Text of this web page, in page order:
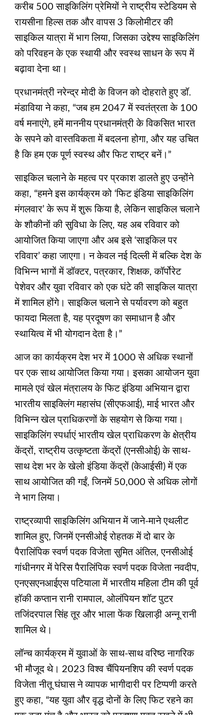
करीब 500 साइकिलिंग प्रेमियों ने राष्ट्रीय स्टेडियम से
रायसीना हिल्स तक और वापस 3 किलोमीटर की
साइकिल यात्रा में भाग लिया, जिसका उद्देश्य साइकिलिंग
को परिवहन के एक स्थायी और स्वस्थ साधन के रूप में
बढ़ावा देना था।
प्रधानमंत्री नरेन्द्र मोदी के विजन को दोहराते हुए डॉ.
मंडाविया ने कहा, “जब हम 2047 में स्वतंत्रता के 100
वर्ष मनाएंगे, हमें माननीय प्रधानमंत्री के विकसित भारत
के सपने को वास्तविकता में बदलना होगा, और यह उचित
है कि हम एक पूर्ण स्वस्थ और फिट राष्ट्र बनें।”
साइकिल चलाने के महत्व पर प्रकाश डालते हुए उन्होंने
कहा, “हमने इस कार्यक्रम को ‘फिट इंडिया साइकिलिंग
मंगलवार’ के रूप में शुरू किया है, लेकिन साइकिल चलाने
के शौकीनों की सुविधा के लिए, यह अब रविवार को
आयोजित किया जाएगा और अब इसे ‘साइकिल पर
रविवार’ कहा जाएगा। न केवल नई दिल्ली में बल्कि देश के
विभिन्न भागों में डॉक्टर, पत्रकार, शिक्षक, कॉर्पोरेट
पेशेवर और युवा रविवार को एक घंटे की साइकिल यात्रा
में शामिल होंगे। साइकिल चलाने से पर्यावरण को बहुत
फायदा मिलता है, यह प्रदूषण का समाधान है और
स्थायित्व में भी योगदान देता है।”
आज का कार्यक्रम देश भर में 1000 से अधिक स्थानों
पर एक साथ आयोजित किया गया। इसका आयोजन युवा
मामले एवं खेल मंत्रालय के फिट इंडिया अभियान द्वारा
भारतीय साइक्लिंग महासंघ (सीएफआई), माई भारत और
विभिन्न खेल प्राधिकरणों के सहयोग से किया गया।
साइकिलिंग स्पर्धाएं भारतीय खेल प्राधिकरण के क्षेत्रीय
केंद्रों, राष्ट्रीय उत्कृष्टता केंद्रों (एनसीओई) के साथ-
साथ देश भर के खेलो इंडिया केंद्रों (केआईसी) में एक
साथ आयोजित की गईं, जिनमें 50,000 से अधिक लोगों
ने भाग लिया।
राष्ट्रव्यापी साइकिलिंग अभियान में जाने-माने एथलीट
शामिल हुए, जिनमें एनसीओई रोहतक में दो बार के
पैरालिंपिक स्वर्ण पदक विजेता सुमित अंतिल, एनसीओई
गांधीनगर में पेरिस पैरालिंपिक स्वर्ण पदक विजेता नवदीप,
एनएसएनआईएस पटियाला में भारतीय महिला टीम की पूर्व
हॉकी कप्तान रानी रामपाल, ओलंपियन शॉट पुटर
तजिंदरपाल सिंह तूर और भाला फेंक खिलाड़ी अन्नू रानी
शामिल थे।
लॉन्च कार्यक्रम में युवाओं के साथ-साथ वरिष्ठ नागरिक
भी मौजूद थे। 2023 विश्व चैंपियनशिप की स्वर्ण पदक
विजेता नीतू घंघास ने व्यापक भागीदारी पर टिप्पणी करते
हुए कहा, “यह युवा और वृद्ध दोनों के लिए फिट रहने का